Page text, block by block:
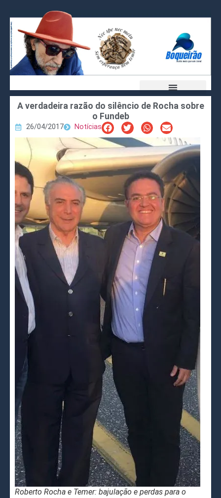
A verdadeira razão do silêncio de Rocha sobre
o Fundeb
26/04/2017 Notícias
Roberto Rocha e Temer: bajulação e perdas para o